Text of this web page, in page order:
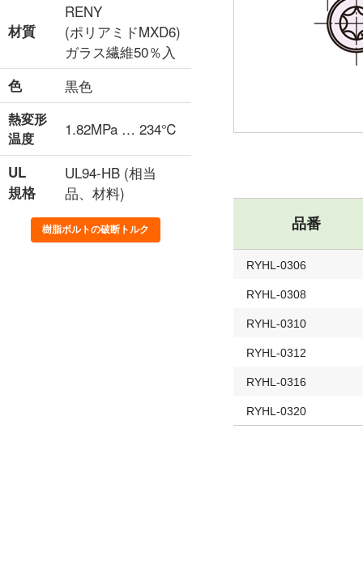
材質
RENY
(ポリアミドMXD6)
ガラス繊維50％入
色 黒色
熱変形
温度
1.82MPa … 234℃
UL
規格
UL94-HB (相当
品、材料)
樹脂ボルトの破断トルク 品番
RYHL-0306
RYHL-0308
RYHL-0310
RYHL-0312
RYHL-0316
RYHL-0320